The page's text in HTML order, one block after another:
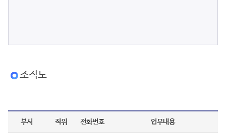
조직도
부서 직위 전화번호 업무내용